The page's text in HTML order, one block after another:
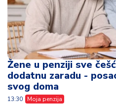
Žene u penziji sve
dodatnu zaradu -
svog doma
13:30 Moja penzija